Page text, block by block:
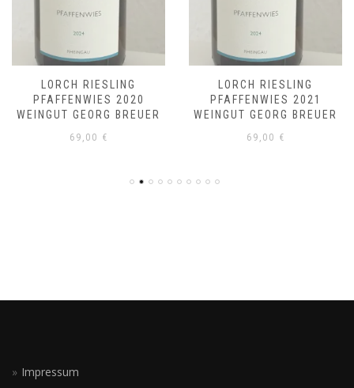
LORCH RIESLING
PFAFFENWIES 2020
WEINGUT GEORG BREUER
69,00 €
LORCH RIESLING
PFAFFENWIES 2021
WEINGUT GEORG BREUER
69,00 €
Impressum